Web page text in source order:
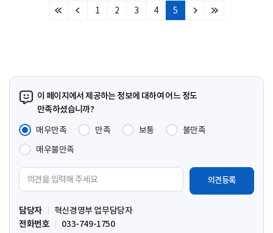
처
이
1 2 3 4 5
다
마
이 페이지에서 제공하는 정보에 대하여 어느 정도
만족하셨습니까?
매우만족
만족 보통
불만족
매우불만족
견
입
력
담당자
혁신경영부 업무담당자
전화번호
033-749-1750